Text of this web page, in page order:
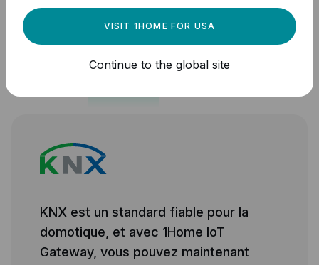
KNX est un standard fiable pour la
domotique, et avec 1Home IoT
Gateway, vous pouvez maintenant
VISIT 1HOME FOR USA
Continue to the global site